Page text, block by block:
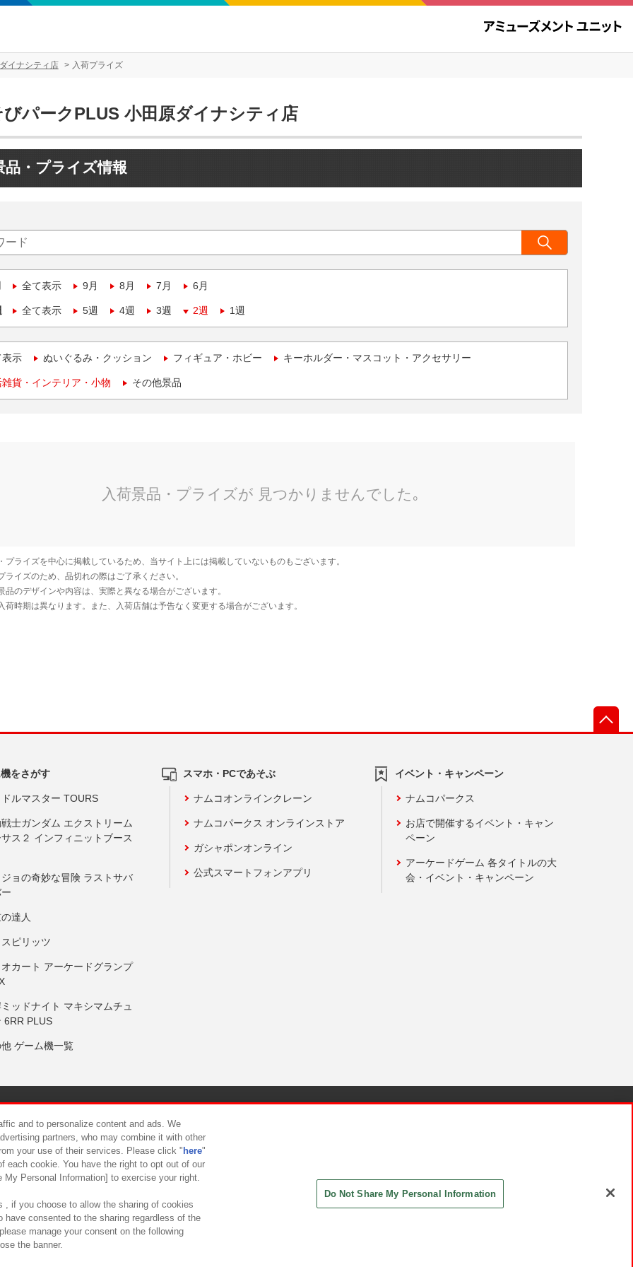
イナシティ店 入荷プライズ
パークPLUS 小田原ダイナシティ店
品・プライズ情報
全て表示 9月 8月 7月 6月
全て表示 5週 4週 3週 2週 1週
表示 ぬいぐるみ・クッション フィギュア・ホビー キーホルダー・マスコット・アクセサリー
貨・インテリア・小物 その他景品
をさがす
ルマスター TOURS
士ガンダム エクストリーム
ス２ インフィニットブース
ョの奇妙な冒険 ラストサバ
達人
ピリッツ
カート アーケードグランプ
ッドナイト マキシマムチュ
6RR PLUS
ゲーム機一覧
スマホ・PCであそぶ
ナムコオンラインクレーン
ナムコパークス オンラインストア
ガシャポンオンライン
公式スマートフォンアプリ
イベント・キャンペーン
ナムコパークス
お店で開催するイベント・キャン
ペーン
アーケードゲーム 各タイトルの大
会・イベント・キャンペーン
について カスタマーハラスメント対応方針
and to personalize content and ads. We
partners, who may combine it with other
your use of their services. Please click " here"
each cookie. You have the right to opt out of our
Personal Information] to exercise your right.
, if you choose to allow the sharing of cookies
have consented to the sharing regardless of the
manage your consent on the following
the banner.
Do Not Share My Personal Information